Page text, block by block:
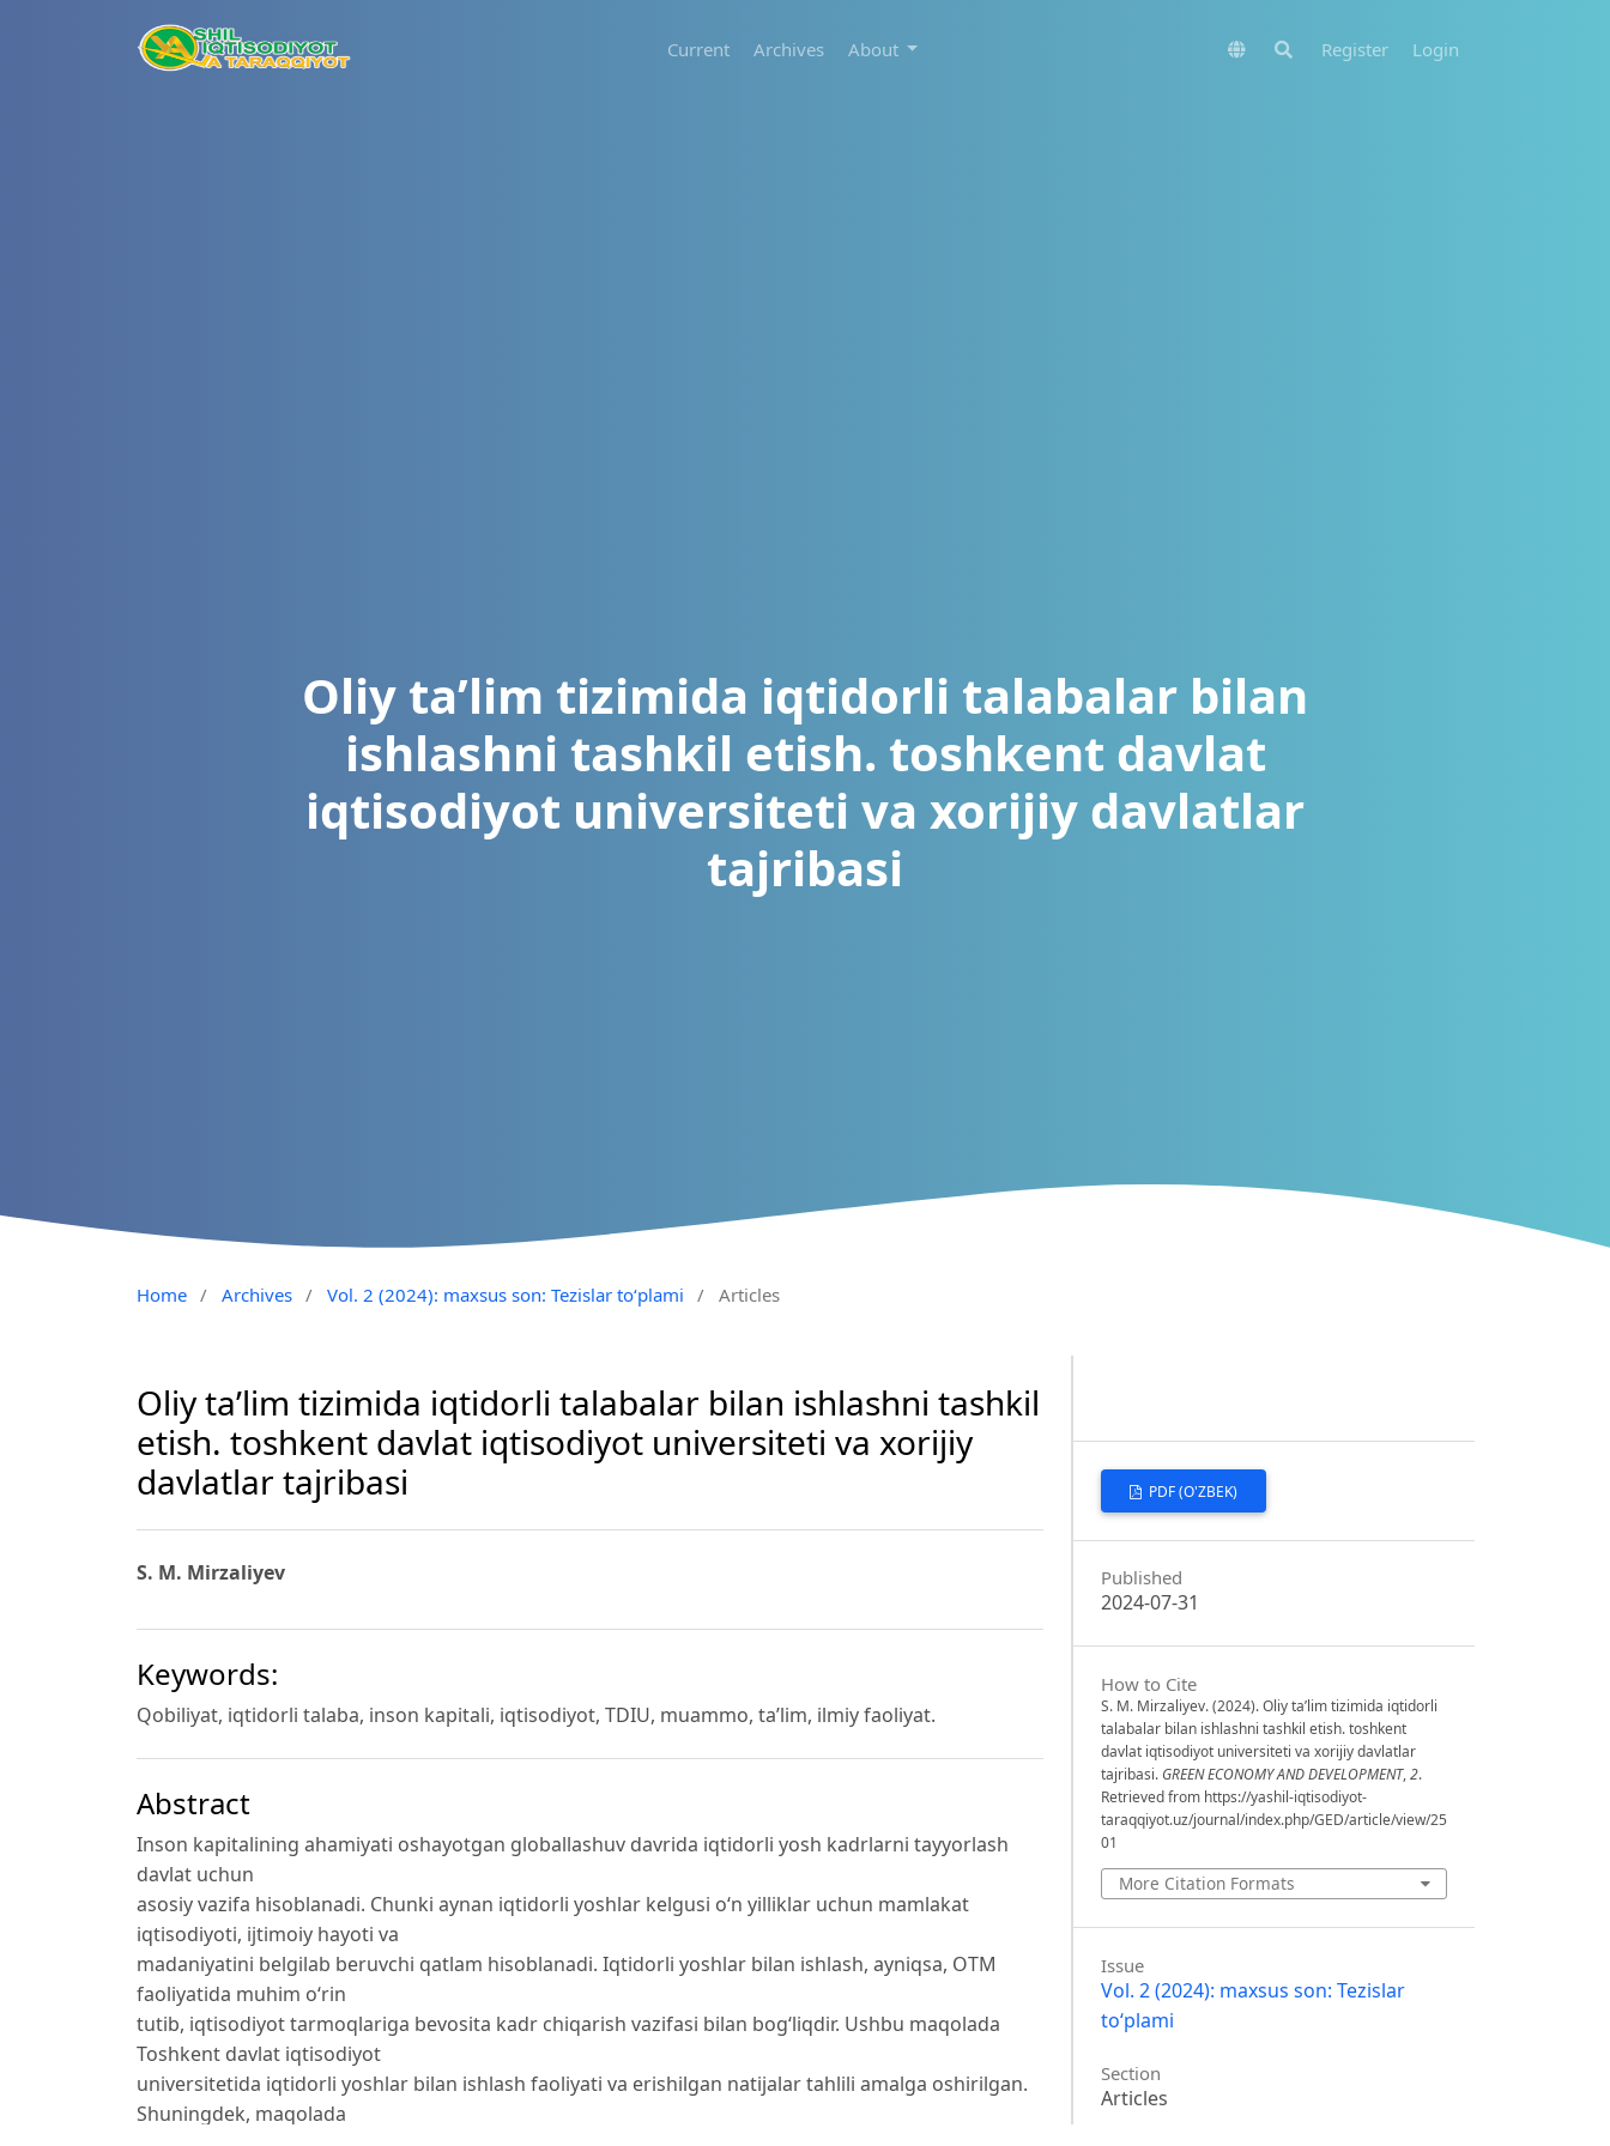
Current Archives About Register Login
Oliy ta’lim tizimida iqtidorli talabalar bilan
ishlashni tashkil etish. toshkent davlat
iqtisodiyot universiteti va xorijiy davlatlar
tajribasi
Home / Archives / Vol. 2 (2024): maxsus son: Tezislar to‘plami / Articles
Oliy ta’lim tizimida iqtidorli talabalar bilan ishlashni tashkil
etish. toshkent davlat iqtisodiyot universiteti va xorijiy
davlatlar tajribasi
S. M. Mirzaliyev
Keywords:
Qobiliyat, iqtidorli talaba, inson kapitali, iqtisodiyot, TDIU, muammo, ta’lim, ilmiy faoliyat.
Abstract
Inson kapitalining ahamiyati oshayotgan globallashuv davrida iqtidorli yosh kadrlarni tayyorlash
davlat uchun
asosiy vazifa hisoblanadi. Chunki aynan iqtidorli yoshlar kelgusi oʻn yilliklar uchun mamlakat
iqtisodiyoti, ijtimoiy hayoti va
madaniyatini belgilab beruvchi qatlam hisoblanadi. Iqtidorli yoshlar bilan ishlash, ayniqsa, OTM
faoliyatida muhim oʻrin
tutib, iqtisodiyot tarmoqlariga bevosita kadr chiqarish vazifasi bilan bogʻliqdir. Ushbu maqolada
Toshkent davlat iqtisodiyot
universitetida iqtidorli yoshlar bilan ishlash faoliyati va erishilgan natijalar tahlili amalga oshirilgan.
Shuningdek, maqolada
PDF (O'ZBEK)
Published
2024-07-31
How to Cite
S. M. Mirzaliyev. (2024). Oliy ta’lim tizimida iqtidorli
talabalar bilan ishlashni tashkil etish. toshkent
davlat iqtisodiyot universiteti va xorijiy davlatlar
tajribasi. GREEN ECONOMY AND DEVELOPMENT,2.
Retrieved from https://yashil-iqtisodiyot-
taraqqiyot.uz/journal/index.php/GED/article/view/25
01
More Citation Formats
Issue
Vol. 2 (2024): maxsus son: Tezislar
to‘plami
Section
Articles